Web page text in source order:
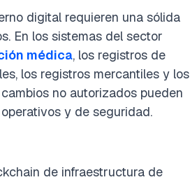
digital requieren una sólida
En los sistemas del sector
médica, los registros de
los registros mercantiles y los
no autorizados pueden
y de seguridad.
de infraestructura de